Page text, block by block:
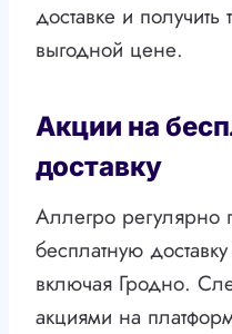
доставке и
выгодной цене.
Акции на
доставку
Аллегро регулярно
бесплатную
включая Гродно.
акциями на